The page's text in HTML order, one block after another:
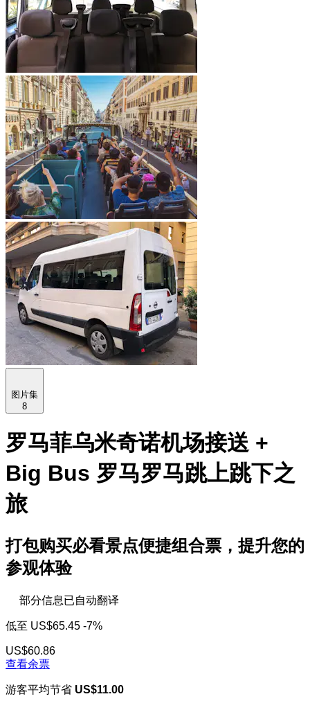
图片集
8
罗马菲乌米奇诺机场接送 +
Big Bus 罗马罗马跳上跳下之
旅
打包购买必看景点便捷组合票，提升您的
参观体验
部分信息已自动翻译
低至 US$65.45 -7%
US$60.86
查看余票
游客平均节省 US$11.00